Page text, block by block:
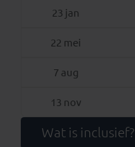
23 jan
22 mei
7 aug
13 nov
Wat is inclusief?